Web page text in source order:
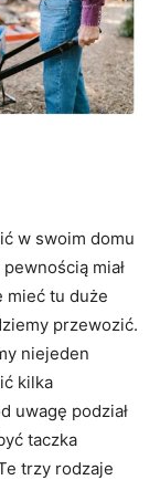
w swoim domu
miał
mieć tu duże
przewozić.
niejeden
kilka
uwagę podział
taczka
trzy rodzaje